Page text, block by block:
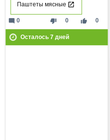
Паштеты мясные
thumb_down 0 thumb_up 0
mode_comment 0
Осталось 7дней